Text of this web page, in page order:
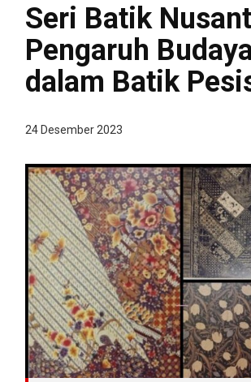
Seri Batik
Pengaruh
dalam Batik
24 Desember 2023